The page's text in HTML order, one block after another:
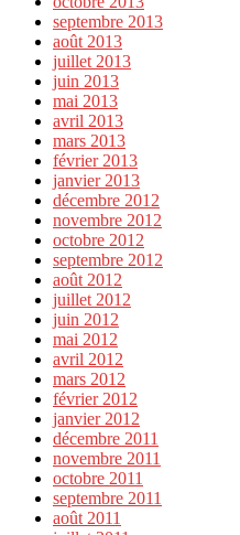
septembre 2013
août 2013
juillet 2013
juin 2013
mai 2013
avril 2013
mars 2013
février 2013
janvier 2013
décembre 2012
novembre 2012
octobre 2012
septembre 2012
août 2012
juillet 2012
juin 2012
mai 2012
avril 2012
mars 2012
février 2012
janvier 2012
décembre 2011
novembre 2011
octobre 2011
septembre 2011
août 2011